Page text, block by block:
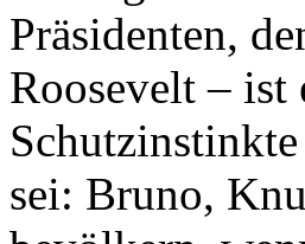
Präsidenten,
Roosevelt – ist
sei: Bruno,